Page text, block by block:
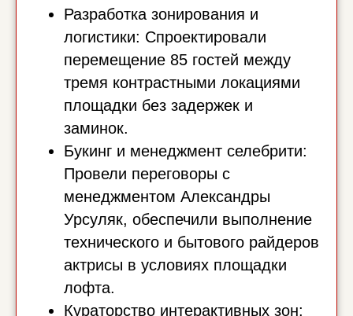
Разработка зонирования и
логистики: Спроектировали
перемещение 85 гостей между
тремя контрастными локациями
площадки без задержек и
заминок.
Букинг и менеджмент селебрити:
Провели переговоры с
менеджментом Александры
Урсуляк, обеспечили выполнение
технического и бытового райдеров
актрисы в условиях площадки
лофта.
Кураторство интерактивных зон: